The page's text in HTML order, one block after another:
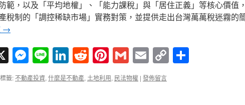
範，以及「平均地權」、「能力課稅」與「居住正義」等核心價值
稅制的「調控稀缺市場」實務對策，並提供走出台灣萬萬稅迷霧的
→
X Messenger
LineLinkedIn
RedditPinterest
GmailEmail
Copy
標籤:不動產投資, 什麼是不動產, 土地利用, 民法物權 | 發佈留言